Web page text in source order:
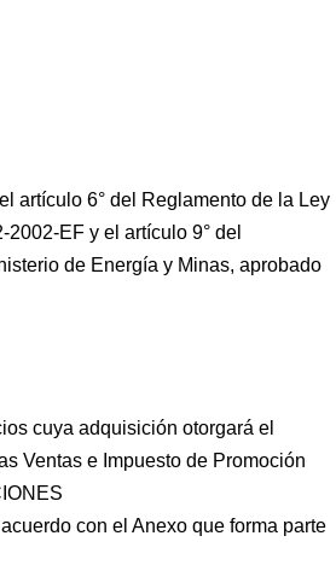
artículo 6° del Reglamento de la Ley
EF y el artículo 9° del
de Energía y Minas, aprobado
cuya adquisición otorgará el
Ventas e Impuesto de Promoción
con el Anexo que forma parte